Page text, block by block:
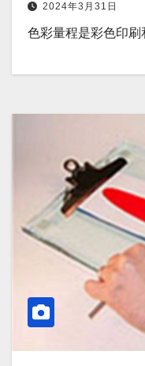
2024年3月31日
色彩量程是彩色印